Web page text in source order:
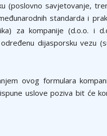
(poslovno savjetovanje,
standarda i
za kompanije (d.o.o. i
dijasporsku vezu
ovog formulara
uslove poziva bit će